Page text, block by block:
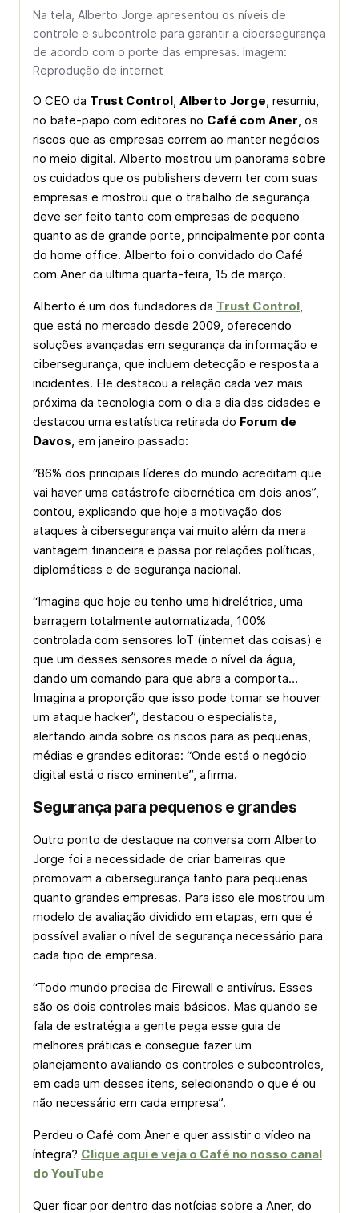
Na tela, Alberto Jorge apresentou os níveis de
controle e subcontrole para garantir a cibersegurança
de acordo com o porte das empresas. Imagem:
Reprodução de internet
O CEO da Trust Control, Alberto Jorge, resumiu,
no bate-papo com editores no Café com Aner, os
riscos que as empresas correm ao manter negócios
no meio digital. Alberto mostrou um panorama sobre
os cuidados que os publishers devem ter com suas
empresas e mostrou que o trabalho de segurança
deve ser feito tanto com empresas de pequeno
quanto as de grande porte, principalmente por conta
do home office. Alberto foi o convidado do Café
com Aner da ultima quarta-feira, 15 de março.
Alberto é um dos fundadores da Trust Control,
que está no mercado desde 2009, oferecendo
soluções avançadas em segurança da informação e
cibersegurança, que incluem detecção e resposta a
incidentes. Ele destacou a relação cada vez mais
próxima da tecnologia com o dia a dia das cidades e
destacou uma estatística retirada do Forum de
Davos, em janeiro passado:
“86% dos principais líderes do mundo acreditam que
vai haver uma catástrofe cibernética em dois anos”,
contou, explicando que hoje a motivação dos
ataques à cibersegurança vai muito além da mera
vantagem financeira e passa por relações políticas,
diplomáticas e de segurança nacional.
“Imagina que hoje eu tenho uma hidrelétrica, uma
barragem totalmente automatizada, 100%
controlada com sensores IoT (internet das coisas) e
que um desses sensores mede o nível da água,
dando um comando para que abra a comporta…
Imagina a proporção que isso pode tomar se houver
um ataque hacker”, destacou o especialista,
alertando ainda sobre os riscos para as pequenas,
médias e grandes editoras: “Onde está o negócio
digital está o risco eminente”, afirma.
Segurança para pequenos e grandes
Outro ponto de destaque na conversa com Alberto
Jorge foi a necessidade de criar barreiras que
promovam a cibersegurança tanto para pequenas
quanto grandes empresas. Para isso ele mostrou um
modelo de avaliação dividido em etapas, em que é
possível avaliar o nível de segurança necessário para
cada tipo de empresa.
“Todo mundo precisa de Firewall e antivírus. Esses
são os dois controles mais básicos. Mas quando se
fala de estratégia a gente pega esse guia de
melhores práticas e consegue fazer um
planejamento avaliando os controles e subcontroles,
em cada um desses itens, selecionando o que é ou
não necessário em cada empresa”.
Perdeu o Café com Aner e quer assistir o vídeo na
íntegra? Clique aqui e veja o Café no nosso canal
do YouTube
Quer ficar por dentro das notícias sobre a Aner, do